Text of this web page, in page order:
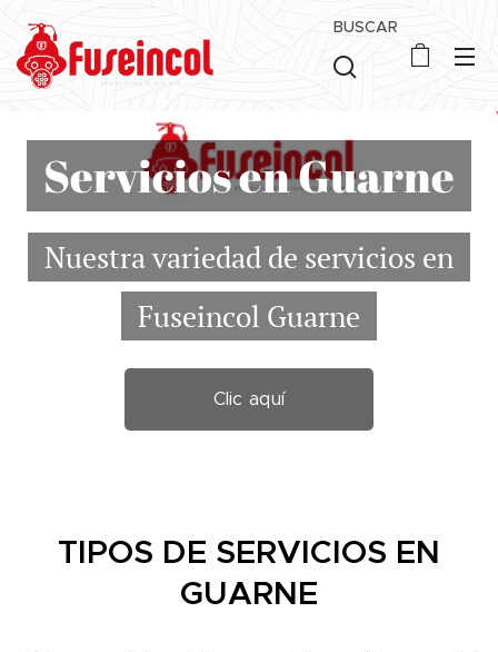
BUSCAR
Servicios en Guarne
Nuestra variedad de servicios en
Fuseincol Guarne
Clic aquí
TIPOS DE SERVICIOS EN
GUARNE